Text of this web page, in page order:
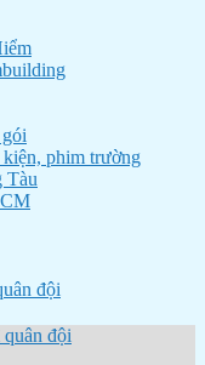
kiện, phim trường
Tàu
đội